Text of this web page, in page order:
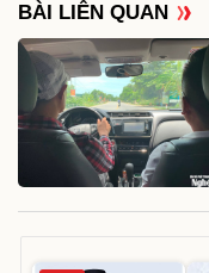
BÀI LIÊN QUAN